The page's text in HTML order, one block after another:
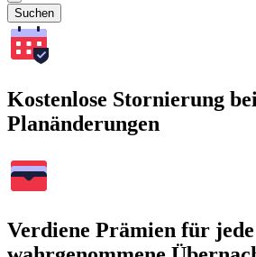
Suchen
Kostenlose Stornierung bei
Planänderungen
Verdiene Prämien für jede